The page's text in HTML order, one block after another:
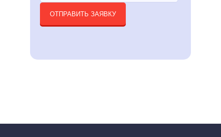
ОТПРАВИТЬ ЗАЯВКУ